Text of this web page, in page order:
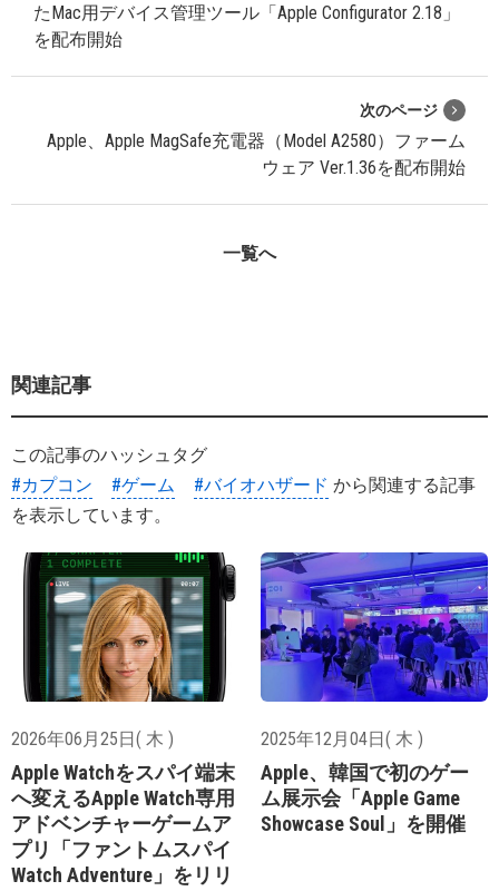
たMac用デバイス管理ツール「Apple Configurator 2.18」
を配布開始
次のページ
Apple、Apple MagSafe充電器（Model A2580）ファーム
ウェア Ver.1.36を配布開始
一覧へ
関連記事
この記事のハッシュタグ
#カプコン
#ゲーム #バイオハザード から関連する記事
を表示しています。
2026年06月25日( 木 )
Apple Watchをスパイ端末
へ変えるApple Watch専用
アドベンチャーゲームア
プリ「ファントムスパイ
Watch Adventure」をリリ
2025年12月04日( 木 )
Apple、韓国で初のゲー
ム展示会「Apple Game
Showcase Soul」を開催